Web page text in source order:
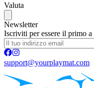
Valuta
Newsletter
Iscriviti per essere il primo
support@yourplaymat.com